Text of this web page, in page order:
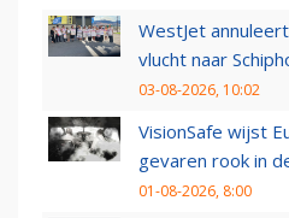
WestJet
vlucht naar
03-08-2026, 10:02
VisionSafe wijst
gevaren rook in
01-08-2026, 8:00